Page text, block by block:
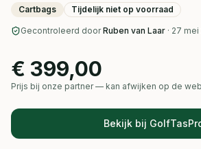
Cartbags Tijdelijk niet op voorraad
Gecontroleerd door Ruben van Laar · 27
€ 399,00
Prijs bij onze partner — kan afwijken op de
Bekijk bij